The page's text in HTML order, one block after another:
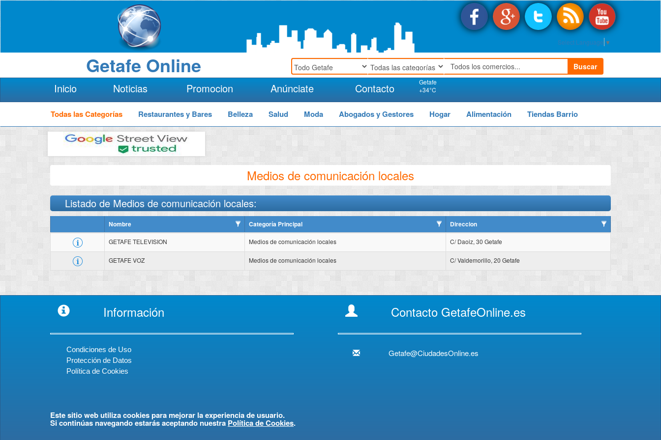
Select Language ▼
Getafe Online Buscar
Inicio Noticias Promocion Anúnciate Contacto
Getafe
+34°C
Todas las Categorías Restaurantes y Bares Belleza Salud Moda Abogados y Gestores Hogar Alimentación Tiendas Barrio
Medios de comunicación locales
Listado de Medios de comunicación locales:
Nombre Categoría Principal Direccion
GETAFE TELEVISION Medios de comunicación locales C/ Daoiz, 30 Getafe
GETAFE VOZ Medios de comunicación locales C/ Valdemorillo, 20 Getafe
Información
Condiciones de Uso
Protección de Datos
Política de Cookies
Contacto GetafeOnline.es
Getafe@CiudadesOnline.es
Este sitio web utiliza cookies para mejorar la experiencia de usuario.
Si continúas navegando estarás aceptando nuestra Política de Cookies.